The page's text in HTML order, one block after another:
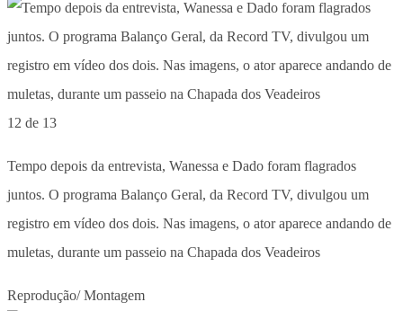
12 de 13
Tempo depois da entrevista, Wanessa e Dado foram flagrados
juntos. O programa Balanço Geral, da Record TV, divulgou um
registro em vídeo dos dois. Nas imagens, o ator aparece andando de
muletas, durante um passeio na Chapada dos Veadeiros
Reprodução/ Montagem